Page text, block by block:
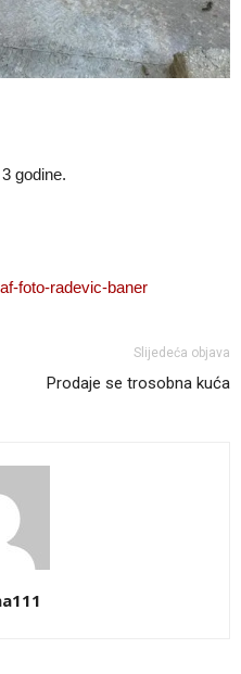
godine.
Slijedeća objava
Prodaje se trosobna kuća